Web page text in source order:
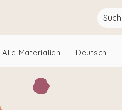
Alle Materialien Deutsch